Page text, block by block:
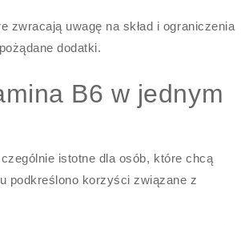
zwracają uwagę na skład i ograniczenia
dodatki.
B6 w jednym
istotne dla osób, które chcą
podkreślono korzyści związane z